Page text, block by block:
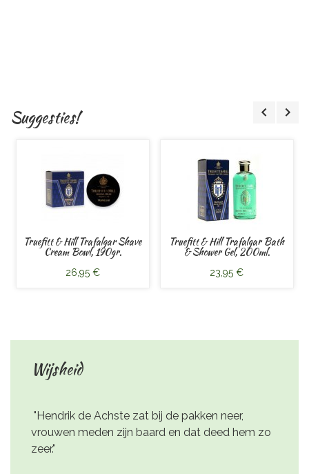
Suggesties!
Truefitt & Hill Trafalgar Shave
Cream Bowl, 190gr.
26,95 €
Truefitt & Hill Trafalgar Bath
& Shower Gel, 200ml.
23,95 €
Wijsheid
"Hendrik de Achste zat bij de pakken neer,
vrouwen meden zijn baard en dat deed hem zo
zeer."